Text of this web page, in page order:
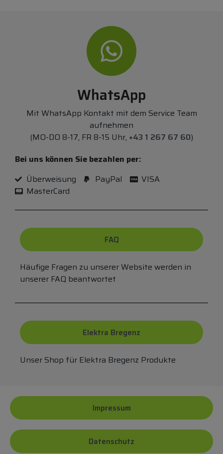
WhatsApp
Mit WhatsApp Kontakt mit dem Service Team
aufnehmen
(MO-DO 8-17, FR 8-15 Uhr, +43 1 267 67 60)
Bei uns können Sie bezahlen per:
Überweisung
PayPal
VISA
MasterCard
FAQ
Häufige Fragen zu unserer Website werden in
unserer FAQ beantwortet
Elektra Bregenz
Unser Shop für Elektra Bregenz Produkte
Impressum
Datenschutz